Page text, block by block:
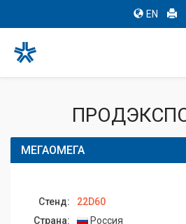
EN
МЕГАОМЕГА
Стенд:
22D60
Страна:
Россия